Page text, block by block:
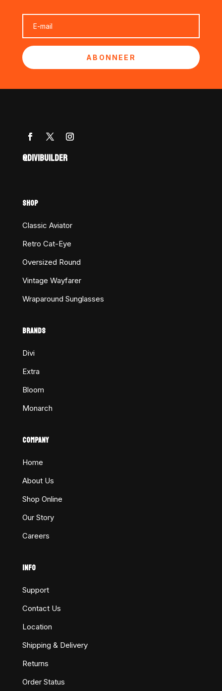
ABONNEER
@DIVIBUILDER
SHOP
Classic Aviator
Retro Cat-Eye
Oversized Round
Vintage Wayfarer
Wraparound Sunglasses
BRANDS
Divi
Extra
Bloom
Monarch
COMPANY
Home
About Us
Shop Online
Our Story
Careers
INFO
Support
Contact Us
Location
Shipping & Delivery
Returns
Order Status